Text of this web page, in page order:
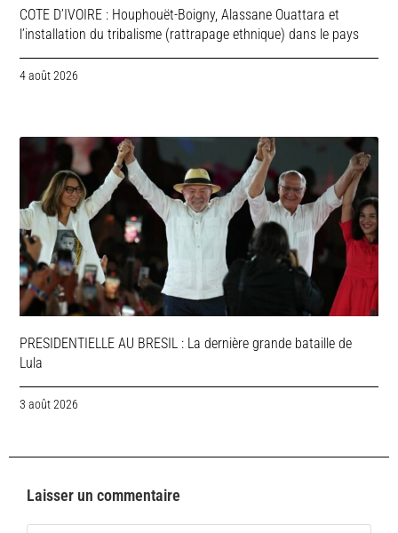
COTE D’IVOIRE : Houphouët-Boigny, Alassane Ouattara et
l’installation du tribalisme (rattrapage ethnique) dans le pays
4 août 2026
PRESIDENTIELLE AU BRESIL : La dernière grande bataille de
Lula
3 août 2026
Laisser un commentaire